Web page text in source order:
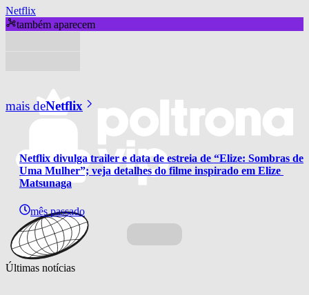
Netflix
também aparecem
mais deNetflix
Netflix divulga trailer e data de estreia de “Elize: Sombras de
Uma Mulher”; veja detalhes do filme inspirado em Elize
Matsunaga
mês passado
Últimas notícias